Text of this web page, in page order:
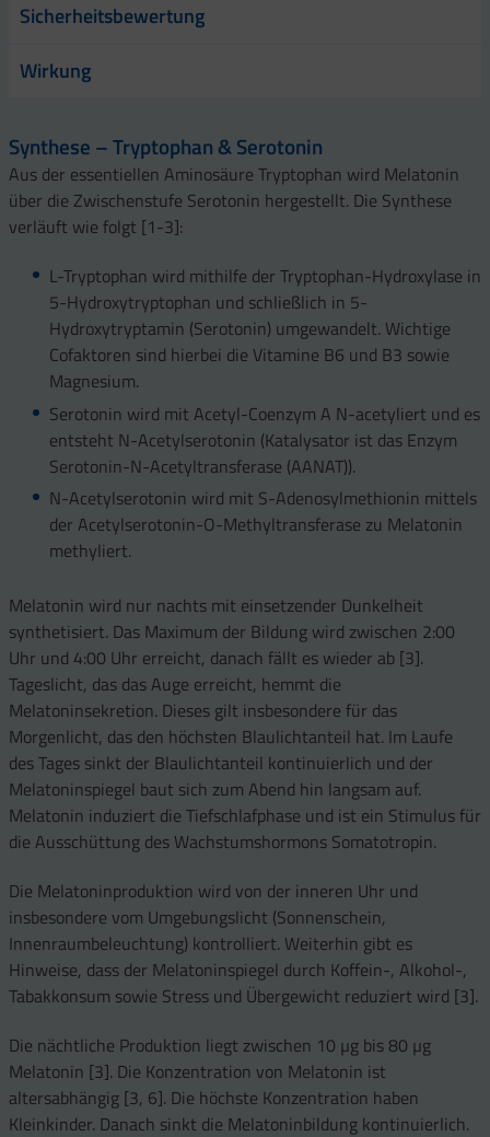
Sicherheitsbewertung
Wirkung
Synthese – Tryptophan & Serotonin
Aus der essentiellen Aminosäure Tryptophan wird Melatonin
über die Zwischenstufe Serotonin hergestellt. Die Synthese
verläuft wie folgt [1-3]:
L-Tryptophan wird mithilfe der Tryptophan-Hydroxylase in
5-Hydroxytryptophan und schließlich in 5-
Hydroxytryptamin (Serotonin) umgewandelt. Wichtige
Cofaktoren sind hierbei die Vitamine B6 und B3 sowie
Magnesium.
Serotonin wird mit Acetyl-Coenzym A N-acetyliert und es
entsteht N-Acetylserotonin (Katalysator ist das Enzym
Serotonin-N-Acetyltransferase (AANAT)).
N-Acetylserotonin wird mit S-Adenosylmethionin mittels
der Acetylserotonin-O-Methyltransferase zu Melatonin
methyliert.
Melatonin wird nur nachts mit einsetzender Dunkelheit
synthetisiert. Das Maximum der Bildung wird zwischen 2:00
Uhr und 4:00 Uhr erreicht, danach fällt es wieder ab [3].
Tageslicht, das das Auge erreicht, hemmt die
Melatoninsekretion. Dieses gilt insbesondere für das
Morgenlicht, das den höchsten Blaulichtanteil hat. Im Laufe
des Tages sinkt der Blaulichtanteil kontinuierlich und der
Melatoninspiegel baut sich zum Abend hin langsam auf.
Melatonin induziert die Tiefschlafphase und ist ein Stimulus für
die Ausschüttung des Wachstumshormons Somatotropin.
Die Melatoninproduktion wird von der inneren Uhr und
insbesondere vom Umgebungslicht (Sonnenschein,
Innenraumbeleuchtung) kontrolliert. Weiterhin gibt es
Hinweise, dass der Melatoninspiegel durch Koffein-, Alkohol-,
Tabakkonsum sowie Stress und Übergewicht reduziert wird [3].
Die nächtliche Produktion liegt zwischen 10 µg bis 80 µg
Melatonin [3]. Die Konzentration von Melatonin ist
altersabhängig [3, 6]. Die höchste Konzentration haben
Kleinkinder. Danach sinkt die Melatoninbildung kontinuierlich.